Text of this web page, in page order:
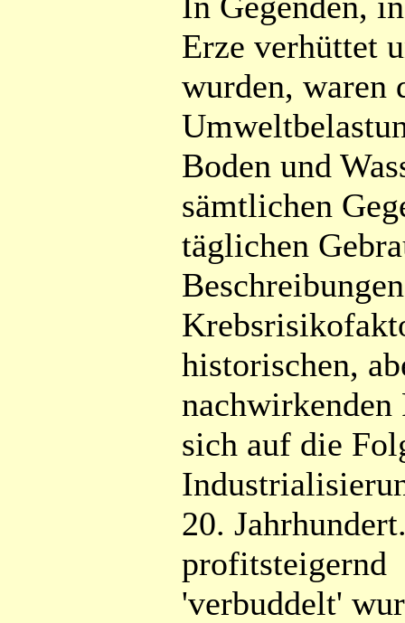
Erze verhüttet
wurden, waren
Boden und
sämtlichen
täglichen
historischen,
nachwirkenden
sich auf die
20.
profitsteigernd
'verbuddelt'